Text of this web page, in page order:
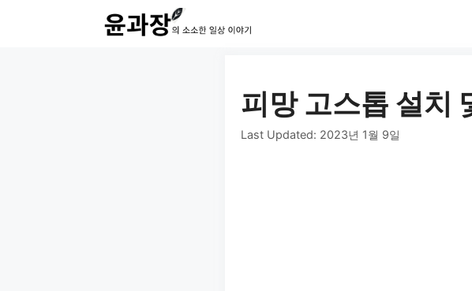
피망 고스톱 설치
Last Updated: 2023년 1월 9일